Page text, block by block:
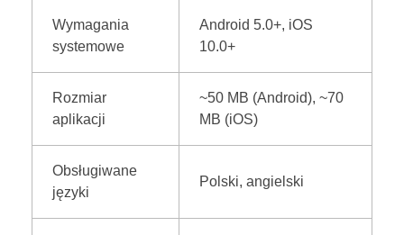
Wymagania
systemowe
Android 5.0+, iOS
10.0+
Rozmiar
aplikacji
~50 MB (Android), ~70
MB (iOS)
Obsługiwane
języki
Polski, angielski